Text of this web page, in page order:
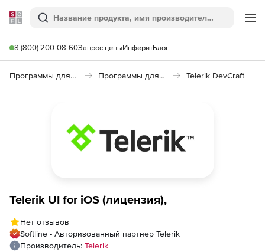
Softline
Поиск
8 (800) 200-08-60Запрос ценыИнферитБлог
Программы для программирования Программы для разработки ПО Telerik DevCraft
Telerik UI for iOS (лицензия),
Нет отзывов
Softline - Авторизованный партнер Telerik
Производитель: Telerik